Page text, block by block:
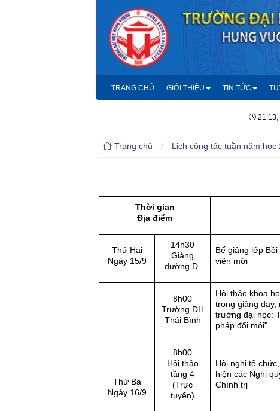
TRANG CHỦ GIỚI THIỆU TIN TỨC
21:13,
Trang chủ / Lịch công tác tuần năm học
Thời gian
Địa điểm
Thứ Hai
Ngày 15/9
14h30
Giảng
đường D
Bế giảng lớp
viên mới
Thứ Ba
Ngày 16/9
8h00
Trường ĐH
Thái Bình
Hội thảo khoa
trong giảng dạy,
trường đại học:
pháp đổi mói"
8h00
Hội thảo
tầng 4
(Trực
tuyến)
Hội nghị tổ
hiện các Nghị
Chính trị